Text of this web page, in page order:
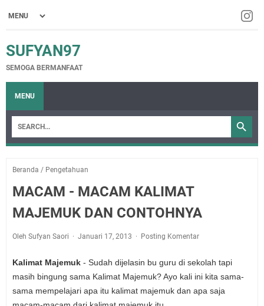
SUFYAN97
SEMOGA BERMANFAAT
MENU
Beranda / Pengetahuan
MACAM - MACAM KALIMAT
MAJEMUK DAN CONTOHNYA
Oleh Sufyan Saori Januari 17, 2013 Posting Komentar
Kalimat Majemuk - Sudah dijelasin bu guru di sekolah tapi
masih bingung sama Kalimat Majemuk? Ayo kali ini kita sama-
sama mempelajari apa itu kalimat majemuk dan apa saja